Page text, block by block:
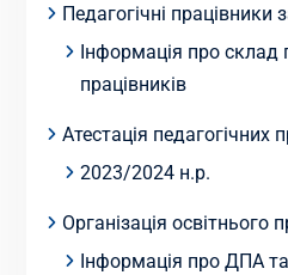
Педагогічні працівники
Інформація про склад
працівників
Атестація педагогічних
2023/2024 н.р.
Організація освітнього
Інформація про ДПА